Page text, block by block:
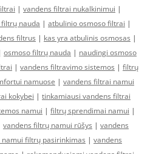
| vandens filtrai nukalkinimui |
nauda | atbulinio osmoso filtrai |
filtrus | kas yra atbulinis osmosas |
osmoso filtrų nauda | naudingi osmoso
| vandens filtravimo sistemos | filtrų
namuose | vandens filtrai namui
kokybei | tinkamiausi vandens filtrai
namui | filtrų sprendimai namui |
vandens filtrų namui rūšys | vandens
namui filtrų pasirinkimas | vandens